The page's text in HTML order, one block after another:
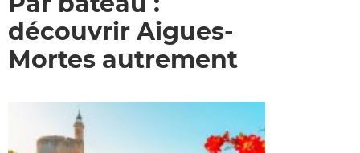
découvrir Aigues-
Mortes autrement